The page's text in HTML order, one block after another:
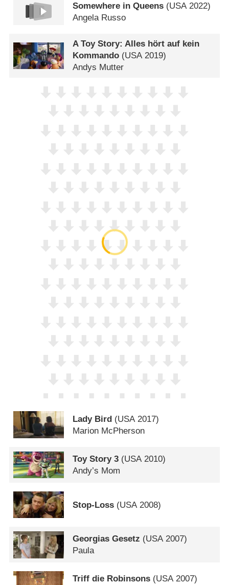
Somewhere in Queens (USA 2022)
Angela Russo
A Toy Story: Alles hört auf kein
Kommando (USA2019)
Andys Mutter
Lady Bird (USA 2017)
Marion McPherson
Toy Story 3 (USA2010)
Andy’s Mom
Stop-Loss (USA 2008)
Georgias Gesetz (USA2007)
Paula
Triff die Robinsons (USA2007)